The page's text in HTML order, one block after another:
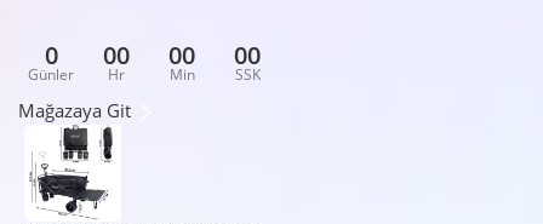
0
Günler
00
Hr
00
Min
00
SSK
Mağazaya Git